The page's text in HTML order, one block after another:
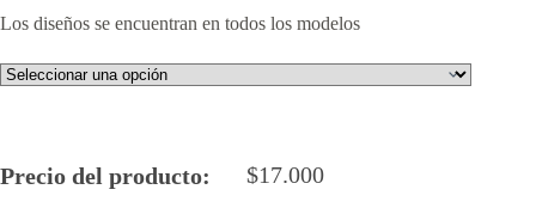
Los diseños se encuentran en todos los modelos
Precio del producto: $17.000